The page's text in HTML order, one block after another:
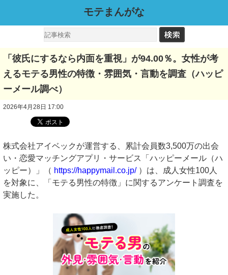
モテまんがな
「彼氏にするなら内面を重視」が94.00％。女性が考
えるモテる男性の特徴・雰囲気・言動を調査（ハッピ
ーメール調べ）
2026年4月28日 17:00
株式会社アイベックが運営する、累計会員数3,500万の出会
い・恋愛マッチングアプリ・サービス「ハッピーメール（ハ
ッピー）」（ https://happymail.co.jp/）は、成人女性100人
を対象に、「モテる男性の特徴」に関するアンケート調査を
実施した。